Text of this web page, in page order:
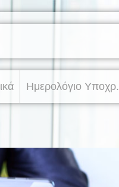
Ημερολόγιο Υποχρ.